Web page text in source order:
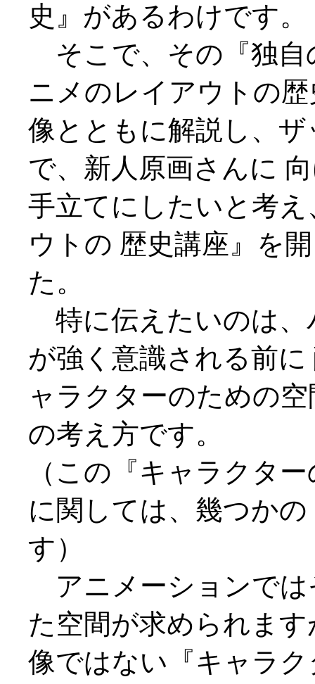
史』があるわけです。
そこで、その『独自
ニメのレイアウトの
像とともに解説し、
で、新人原画さんに
手立てにしたいと考
ウトの 歴史講座』を
た。
特に伝えたいのは、
が強く意識される前
ャラクターのための
の考え方です。
（この『キャラクタ
に関しては、幾つか
す）
アニメーションでは
た空間が求められま
像ではない『キャラ